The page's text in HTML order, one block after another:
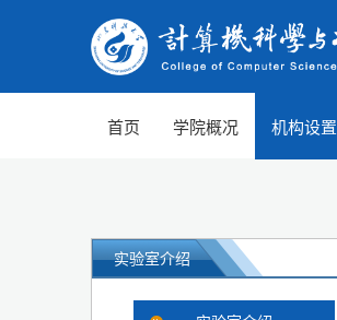
首页 学院概况 机构设置
实验室介绍